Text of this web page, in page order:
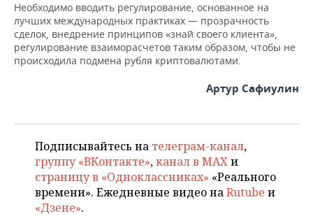
Необходимо вводить регулирование, основанное на
лучших международных практиках — прозрачность
сделок, внедрение принципов «знай своего клиента»,
регулирование взаиморасчетов таким образом, чтобы не
происходила подмена рубля криптовалютами.
Артур Сафиулин
Подписывайтесь на телеграм-канал,
группу «ВКонтакте»,канал в MAXи
страницу в «Одноклассниках» «Реального
времени». Ежедневные видео наRutube и
«Дзене».